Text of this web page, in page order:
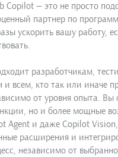
Copilot — это не просто
партнер по
ускорить вашу работу,
разработчикам,
и всем, кто так или иначе
от уровня опыта. Вы
но и более мощные
Agent и даже Copilot Vision,
расширения и
независимо от